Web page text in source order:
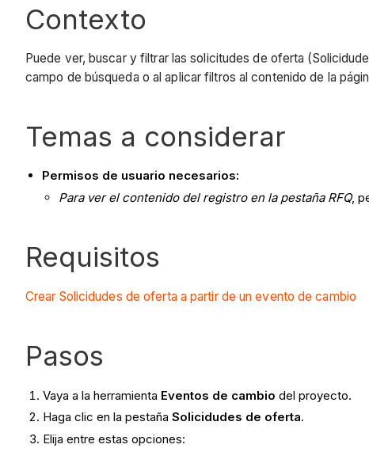
Contexto
Puede ver, buscar y filtrar las solicitudes de oferta
campo de búsqueda o al aplicar filtros al contenido de la
Temas a considerar
Permisos de usuario necesarios:
Para ver el contenido del registro en la pestaña RFQ,
Requisitos
Crear Solicidudes de oferta a partir de un evento de cambio
Pasos
Vaya a la herramienta Eventos de cambio del proyecto.
Haga clic en la pestañaSolicidudes de oferta.
Elija entre estas opciones: